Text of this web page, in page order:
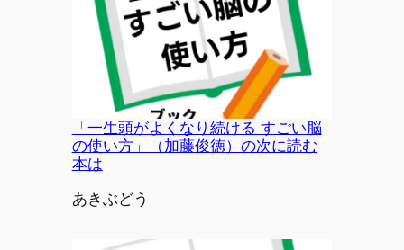
「一生頭がよくなり続ける すごい脳
の使い方」（加藤俊徳）の次に読む
本は
投稿者
あきぶどう